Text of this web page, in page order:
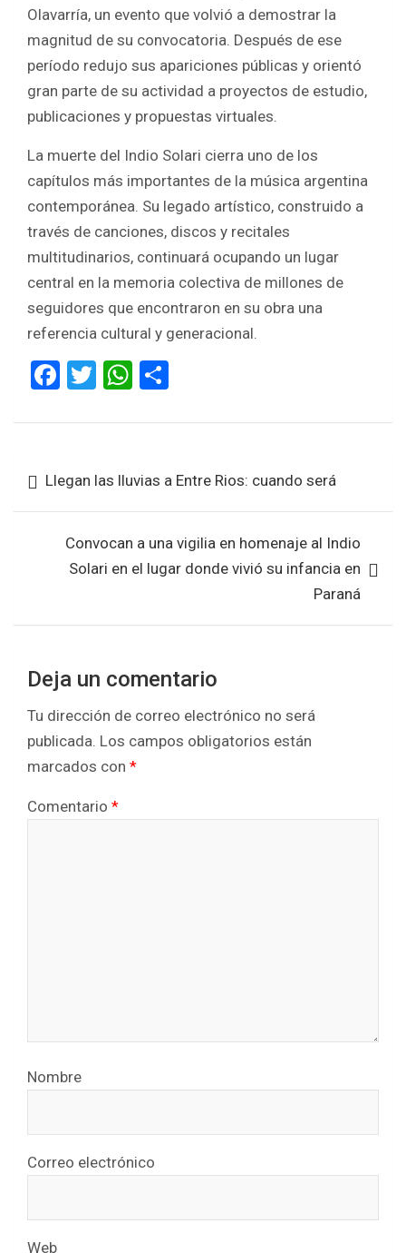
Olavarría, un evento que volvió a demostrar la
magnitud de su convocatoria. Después de ese
período redujo sus apariciones públicas y orientó
gran parte de su actividad a proyectos de estudio,
publicaciones y propuestas virtuales.
La muerte del Indio Solari cierra uno de los
capítulos más importantes de la música argentina
contemporánea. Su legado artístico, construido a
través de canciones, discos y recitales
multitudinarios, continuará ocupando un lugar
central en la memoria colectiva de millones de
seguidores que encontraron en su obra una
referencia cultural y generacional.
F
ce
o
o
k
T
tt
W
at
A
p
p
ar
de
entradas
Llegan las lluvias a Entre Rios: cuando será
Convocan a una vigilia en homenaje al Indio
Solari en el lugar donde vivió su infancia en
Paraná
Deja un comentario
Tu dirección de correo electrónico no será
publicada. Los campos obligatorios están
marcados con *
Comentario *
Nombre
Correo electrónico
Web